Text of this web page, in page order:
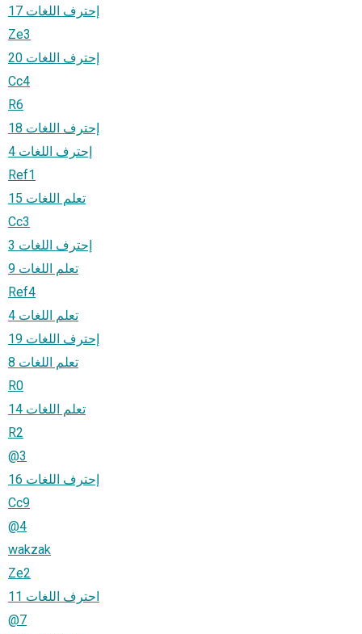
إحترف اللغات 17
Ze3
إحترف اللغات 20
Cc4
R6
إحترف اللغات 18
إحترف اللغات 4
Ref1
تعلم اللغات 15
Cc3
إحترف اللغات 3
تعلم اللغات 9
Ref4
تعلم اللغات 4
إحترف اللغات 19
تعلم اللغات 8
R0
تعلم اللغات 14
R2
@3
إحترف اللغات 16
Cc9
@4
wakzak
Ze2
احترف اللغات 11
@7